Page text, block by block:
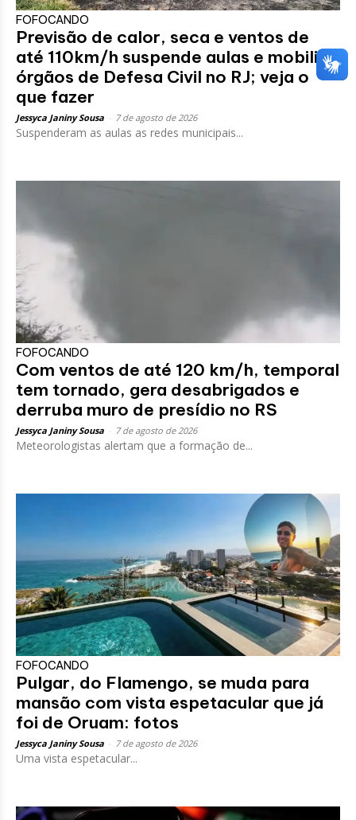
FOFOCANDO
Previsão de calor, seca e ventos de
até 110km/h suspende aulas e mobiliza
órgãos de Defesa Civil no RJ; veja o
que fazer
Jessyca Janiny Sousa 7 de agosto de 2026
Suspenderam as aulas as redes municipais...
FOFOCANDO
Com ventos de até 120 km/h, temporal
tem tornado, gera desabrigados e
derruba muro de presídio no RS
Jessyca Janiny Sousa 7 de agosto de 2026
Meteorologistas alertam que a formação de...
FOFOCANDO
Pulgar, do Flamengo, se muda para
mansão com vista espetacular que já
foi de Oruam: fotos
Jessyca Janiny Sousa 7 de agosto de 2026
Uma vista espetacular...